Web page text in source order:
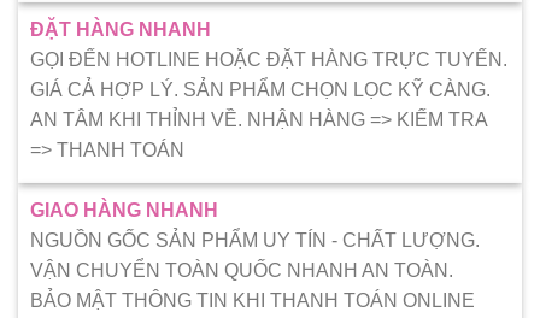
ĐẶT HÀNG NHANH
GỌI ĐẾN HOTLINE HOẶC ĐẶT HÀNG TRỰC TUYẾN.
GIÁ CẢ HỢP LÝ. SẢN PHẨM CHỌN LỌC KỸ CÀNG.
AN TÂM KHI THỈNH VỀ. NHẬN HÀNG => KIẾM TRA
=> THANH TOÁN
GIAO HÀNG NHANH
NGUỒN GỐC SẢN PHẨM UY TÍN - CHẤT LƯỢNG.
VẬN CHUYỂN TOÀN QUỐC NHANH AN TOÀN.
BẢO MẬT THÔNG TIN KHI THANH TOÁN ONLINE